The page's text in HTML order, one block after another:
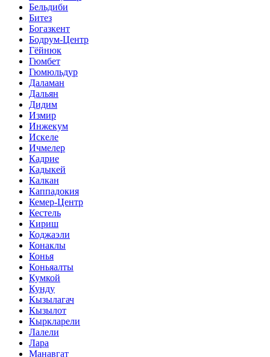
Бельдиби
Битез
Богазкент
Бодрум-Центр
Гёйнюк
Гюмбет
Гюмюльдур
Даламан
Дальян
Дидим
Измир
Инжекум
Искеле
Ичмелер
Кадрие
Кадыкей
Калкан
Каппадокия
Кемер-Центр
Кестель
Кириш
Коджаэли
Конаклы
Конья
Коньяалты
Кумкой
Кунду
Кызылагач
Кызылот
Кыркларели
Лалели
Лара
Манавгат